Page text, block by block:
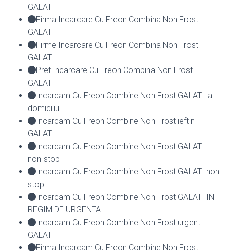
GALATI
Firma Incarcare Cu Freon Combina Non Frost
GALATI
Firme Incarcare Cu Freon Combina Non Frost
GALATI
Pret Incarcare Cu Freon Combina Non Frost
GALATI
Incarcam Cu Freon Combine Non Frost GALATI la
domiciliu
Incarcam Cu Freon Combine Non Frost ieftin
GALATI
Incarcam Cu Freon Combine Non Frost GALATI
non-stop
Incarcam Cu Freon Combine Non Frost GALATI non
stop
Incarcam Cu Freon Combine Non Frost GALATI IN
REGIM DE URGENTA
Incarcam Cu Freon Combine Non Frost urgent
GALATI
Firma Incarcam Cu Freon Combine Non Frost